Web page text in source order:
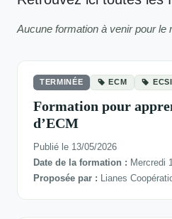
Aucune formation à venir pour
TERMINÉE ECM ECSI
Formation pour
d’ECM
Publié le 13/05/2026
Date de la formation : Mercredi
Proposée par : Lianes